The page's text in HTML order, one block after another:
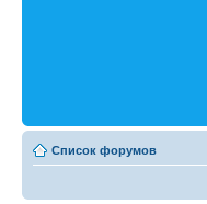
Список форумов